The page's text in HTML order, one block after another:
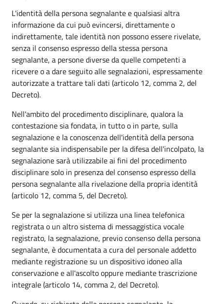
L'identità della persona segnalante e qualsiasi altra
informazione da cui può evincersi, direttamente o
indirettamente, tale identità non possono essere rivelate,
senza il consenso espresso della stessa persona
segnalante, a persone diverse da quelle competenti a
ricevere o a dare seguito alle segnalazioni, espressamente
autorizzate a trattare tali dati (articolo 12, comma 2, del
Decreto).
Nell'ambito del procedimento disciplinare, qualora la
contestazione sia fondata, in tutto o in parte, sulla
segnalazione e la conoscenza dell'identità della persona
segnalante sia indispensabile per la difesa dell'incolpato, la
segnalazione sarà utilizzabile ai fini del procedimento
disciplinare solo in presenza del consenso espresso della
persona segnalante alla rivelazione della propria identità
(articolo 12, comma 5, del Decreto).
Se per la segnalazione si utilizza una linea telefonica
registrata o un altro sistema di messaggistica vocale
registrato, la segnalazione, previo consenso della persona
segnalante, è documentata a cura del personale addetto
mediante registrazione su un dispositivo idoneo alla
conservazione e all'ascolto oppure mediante trascrizione
integrale (articolo 14, comma 2, del Decreto).